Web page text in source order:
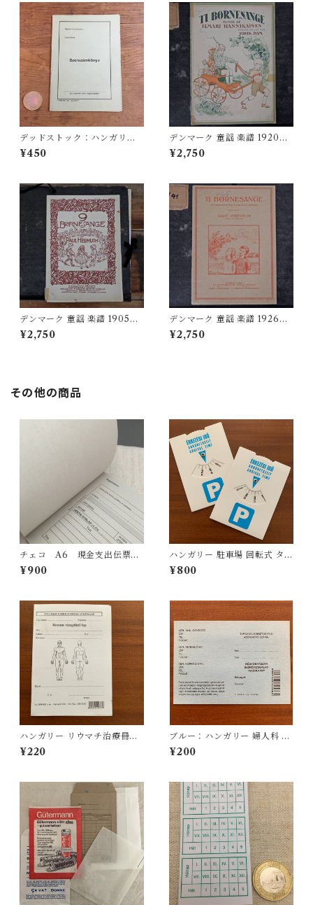
デッドストック：ハンガリー
自動車整備 ドライバーズ手
帳 ブック
¥450
デンマーク 童謡 楽譜 1920年
代 Denmark vintage childre
n songs score Ti Bornesan
¥2,750
デンマーク 童謡 楽譜 1905年
Denmark vintage children
songs score Borne Sange
¥2,750
デンマーク 童謡 楽譜 1926年
Denmark vintage children
songs score Ti Bornesang
¥2,750
その他の商品
チェコ A6 現金支出伝票
（ブック）税付き 詳細 わら半
紙 黒字 50枚
¥900
ハンガリー 駐車場 回転式 タイ
ムカード
¥800
ハンガリー リウマチ治療冊
子 医療系紙モノ
¥220
ブルー：ハンガリー 婦人科 検
診票 カード 医療系伝票 医療系
紙もの（デッドストック）
¥200